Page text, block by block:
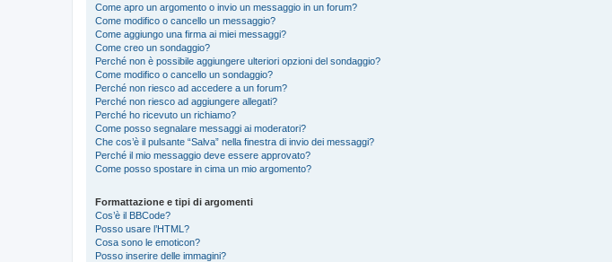
Come apro un argomento o invio un messaggio in un forum?
Come modifico o cancello un messaggio?
Come aggiungo una firma ai miei messaggi?
Come creo un sondaggio?
Perché non è possibile aggiungere ulteriori opzioni del sondaggio?
Come modifico o cancello un sondaggio?
Perché non riesco ad accedere a un forum?
Perché non riesco ad aggiungere allegati?
Perché ho ricevuto un richiamo?
Come posso segnalare messaggi ai moderatori?
Che cos’è il pulsante “Salva” nella finestra di invio dei messaggi?
Perché il mio messaggio deve essere approvato?
Come posso spostare in cima un mio argomento?
Formattazione e tipi di argomenti
Cos’è il BBCode?
Posso usare l’HTML?
Cosa sono le emoticon?
Posso inserire delle immagini?